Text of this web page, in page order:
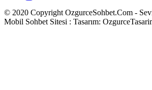
© 2020 Copyright OzgurceSohbet.Com -
Mobil Sohbet Sitesi : Tasarım: